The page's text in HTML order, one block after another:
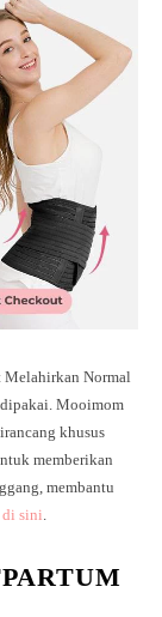
Melahirkan Normal
dipakai. Mooimom
khusus
memberikan
membantu
sini.